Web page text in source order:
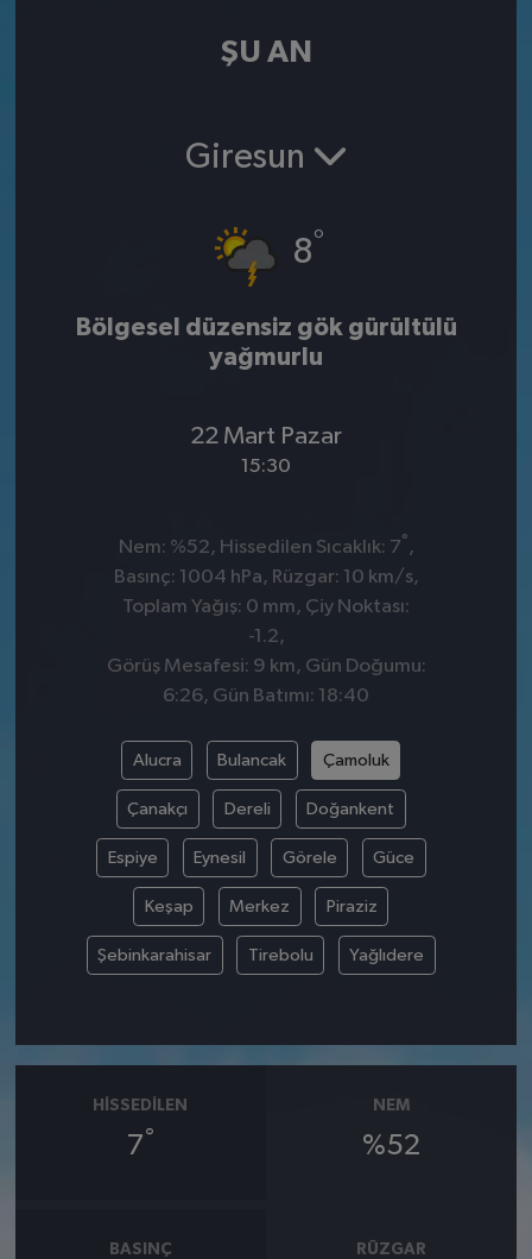
ŞU AN
Giresun
8°
Bölgesel düzensiz gök gürültülü
yağmurlu
22 Mart Pazar
15:30
Nem: %52, Hissedilen Sıcaklık: 7° ,
Basınç: 1004 hPa, Rüzgar: 10 km/s,
Toplam Yağış: 0 mm, Çiy Noktası:
-1.2,
Görüş Mesafesi: 9 km, Gün Doğumu:
6:26, Gün Batımı: 18:40
Alucra Bulancak Çamoluk
Çanakçı Dereli Doğankent
Espiye Eynesil Görele Güce
Keşap Merkez Piraziz
Şebinkarahisar Tirebolu Yağlıdere
HISSEDILEN
7°
NEM
%52
BASINÇ RÜZGAR